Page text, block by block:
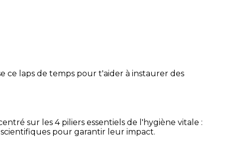
ce laps de temps pour t'aider à instaurer des
sur les 4 piliers essentiels de l'hygiène vitale :
pour garantir leur impact.